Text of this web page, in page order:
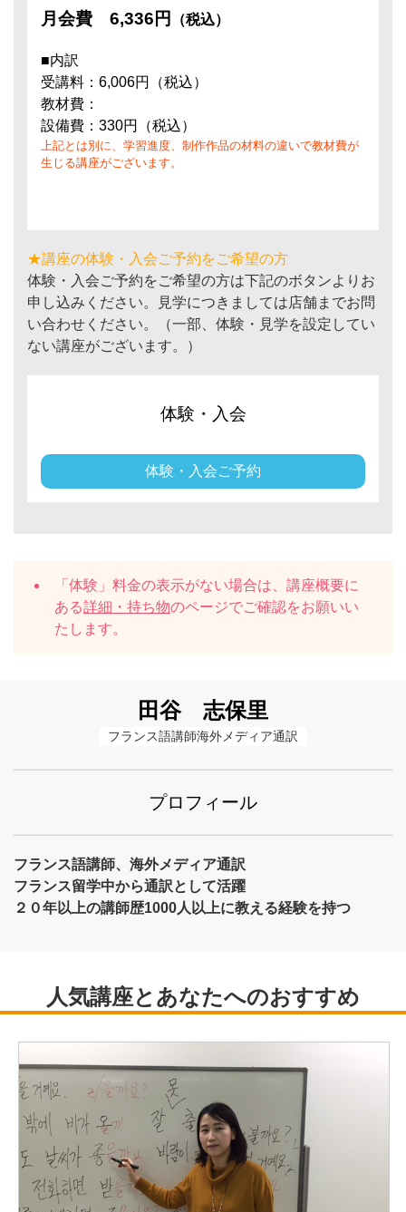
月会費 6,336円 （税込）
■内訳
受講料：6,006円（税込）
教材費：
設備費：330円（税込）
上記とは別に、学習進度、制作作品の材料の違いで教材費が
生じる講座がございます。
★講座の体験・入会ご予約をご希望の方
体験・入会ご予約をご希望の方は下記のボタンよりお
申し込みください。見学につきましては店舗までお問
い合わせください。（一部、体験・見学を設定してい
ない講座がございます。）
体験・入会
体験・入会ご予約
「体験」料金の表示がない場合は、講座概要に
ある詳細・持ち物のページでご確認をお願いい
たします。
田谷 志保里
フランス語講師海外メディア通訳
プロフィール
フランス語講師、海外メディア通訳
フランス留学中から通訳として活躍
２０年以上の講師歴1000人以上に教える経験を持つ